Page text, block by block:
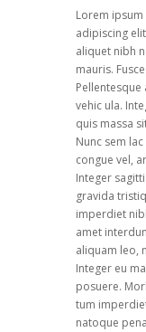
Lorem
adipiscing
aliquet nibh
mauris.
vehic ula.
quis massa
Nunc sem
congue vel,
Integer
gravida
imperdiet
amet
aliquam leo,
Integer eu
posuere.
tum
natoque